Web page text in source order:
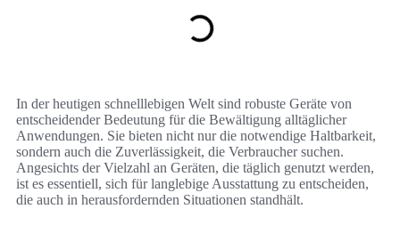
In der heutigen schnelllebigen Welt sind robuste Geräte von
entscheidender Bedeutung für die Bewältigung alltäglicher
Anwendungen. Sie bieten nicht nur die notwendige Haltbarkeit,
sondern auch die Zuverlässigkeit, die Verbraucher suchen.
Angesichts der Vielzahl an Geräten, die täglich genutzt werden,
ist es essentiell, sich für langlebige Ausstattung zu entscheiden,
die auch in herausfordernden Situationen standhält.